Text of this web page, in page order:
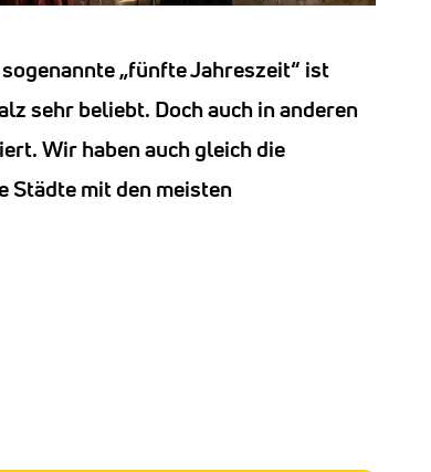
„fünfte Jahreszeit“ ist
sehr beliebt. Doch auch in anderen
Wir haben auch gleich die
Städte mit den meisten